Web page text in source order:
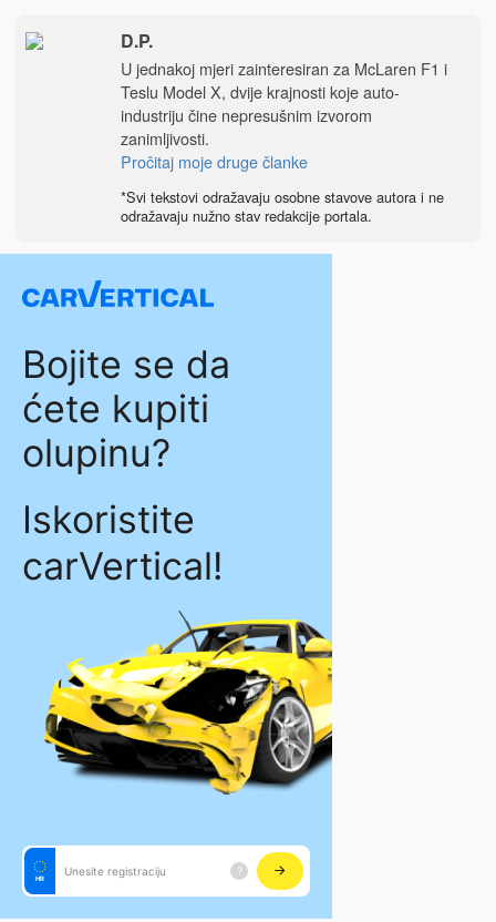
D.P.
U jednakoj mjeri zainteresiran za McLaren F1 i
Teslu Model X, dvije krajnosti koje auto-
industriju čine nepresušnim izvorom
zanimljivosti.
Pročitaj moje druge članke
*Svi tekstovi odražavaju osobne stavove autora i ne
odražavaju nužno stav redakcije portala.